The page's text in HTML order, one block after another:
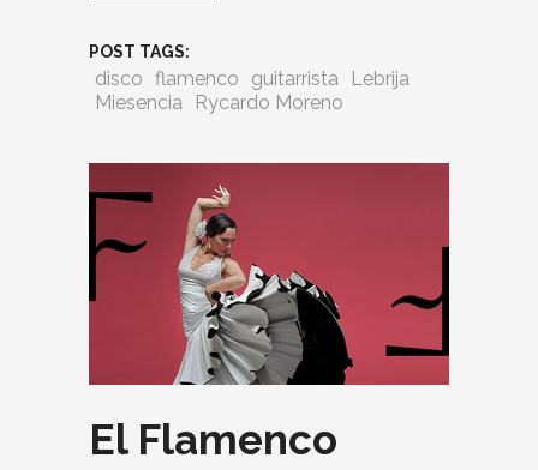
POST TAGS:
disco flamenco guitarrista
Lebrija
Miesencia
Rycardo Moreno
El Flamenco